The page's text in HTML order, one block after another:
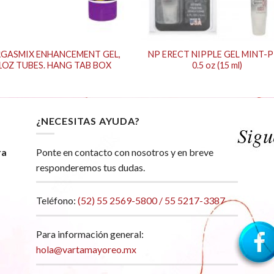
ENHANCEMENT GEL,
TUBES. HANG TAB BOX
NP ERECT NIPPLE GEL MINT-
0.5 oz (15 ml)
¿NECESITAS AYUDA?
Ponte en contacto con nosotros y en breve
responderemos tus dudas.
Teléfono: (52) 55 2569-5800 / 55 5217-3387
Para información general:
hola@vartamayoreo.mx